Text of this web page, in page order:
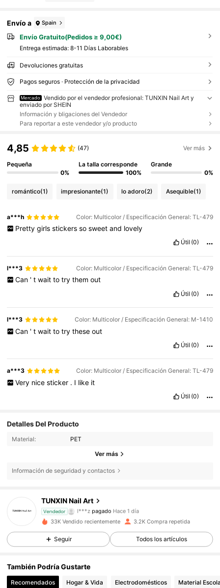
Envío a Spain
Envío Gratuito(Pedidos ≥ 9,00€)
Entrega estimada: 8-11 Días Laborables
Devoluciones gratuitas
Pagos seguros · Protección de la privacidad
Mercado
Vendido por el vendedor profesional: TUNXIN Nail Art y
enviado por SHEIN
Información y bligaciones del Vendedor
Para reportar a este vendedor y/o producto
4,85 (47) Ver más
Pequeña
0%
La talla corresponde
100%
Grande
0%
romántico(1) impresionante(1) lo adoro(2) Asequible(1)
a***h Color: Multicolor / Especificación General: TL-479
Pretty girls stickers so sweet and lovely
Útil (0)
l***3 Color: Multicolor / Especificación General: TL-479
Can ' t wait to try them out
Útil (0)
l***3 Color: Multicolor / Especificación General: M-1410
Can ' t wait to try these out
Útil (0)
a***3 Color: Multicolor / Especificación General: TL-479
Very nice sticker . I like it
Útil (0)
Detalles Del Producto
Material: PET
Ver más
Información de seguridad y contactos
TUNXIN Nail Art
Vendedor
4,94 459 Seguidores
4,94
459 Seguidores
l***z pagado Hace 1 día
v***l
seguido haceHace 1 día
459 Seguidores
4,94
33K Vendido recientemente 3.2K Compra repetida
Seguir Todos los artículos
También Podría Gustarte
Recomendados Hogar & Vida Electrodomésticos Material